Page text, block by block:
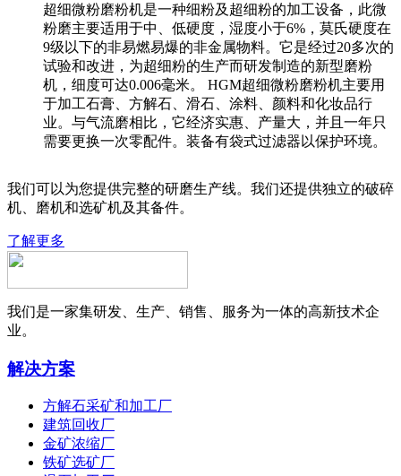
超细微粉磨粉机是一种细粉及超细粉的加工设备，此微
粉磨主要适用于中、低硬度，湿度小于6%，莫氏硬度在
9级以下的非易燃易爆的非金属物料。它是经过20多次的
试验和改进，为超细粉的生产而研发制造的新型磨粉
机，细度可达0.006毫米。 HGM超细微粉磨粉机主要用
于加工石膏、方解石、滑石、涂料、颜料和化妆品行
业。与气流磨相比，它经济实惠、产量大，并且一年只
需要更换一次零配件。装备有袋式过滤器以保护环境。
我们可以为您提供完整的研磨生产线。我们还提供独立的破碎
机、磨机和选矿机及其备件。
了解更多
我们是一家集研发、生产、销售、服务为一体的高新技术企
业。
解决方案
方解石采矿和加工厂
建筑回收厂
金矿浓缩厂
铁矿选矿厂